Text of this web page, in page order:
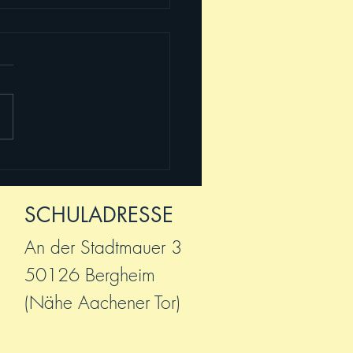
Willkommen,
SCHULADRESSE
An der Stadtmauer 3
50126 Bergheim
(Nähe Aachener Tor)